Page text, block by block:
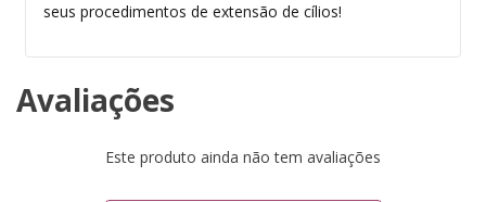
seus procedimentos de extensão de cílios!
Avaliações
Este produto ainda não tem avaliações